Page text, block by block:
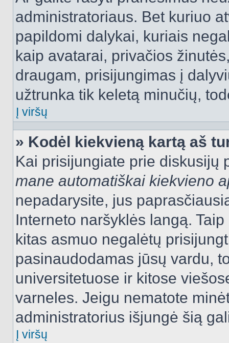
administratoriaus. Bet kuriuo
papildomi dalykai, kuriais
kaip avatarai, privačios
draugam, prisijungimas į
užtrunka tik keletą minučių,
Į viršų
» Kodėl kiekvieną kartą aš
Kai prisijungiate prie diskusijų
mane automatiškai kiekvieno
nepadarysite, jus
Interneto naršyklės langą.
kitas asmuo negalėtų
pasinaudodamas jūsų vardu,
universitetuose ir kitose
varneles. Jeigu nematote
administratorius išjungė šią
Į viršų